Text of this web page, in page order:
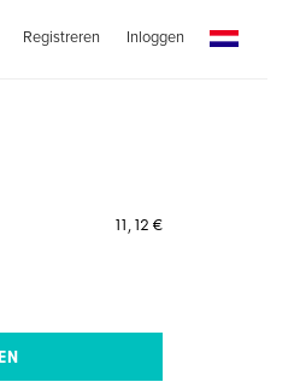
Registreren Inloggen
11,12 €